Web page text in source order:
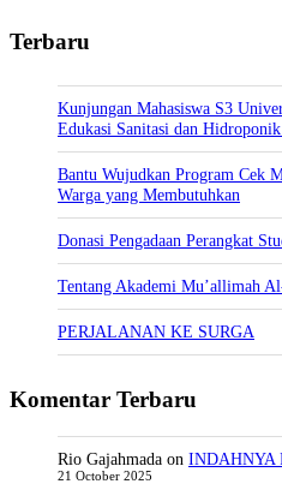
Terbaru
Kunjungan Mahasiswa S3
Edukasi Sanitasi dan
Bantu Wujudkan Program Cek
Warga yang Membutuhkan
Donasi Pengadaan Perangkat
Tentang Akademi Mu’allimah
PERJALANAN KE SURGA
Komentar Terbaru
Rio Gajahmada on INDAHNYA
21 October 2025